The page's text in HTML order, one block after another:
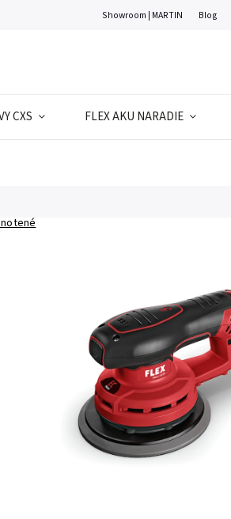
Showroom | MARTIN Blog
CXS FLEX AKU NARADIE